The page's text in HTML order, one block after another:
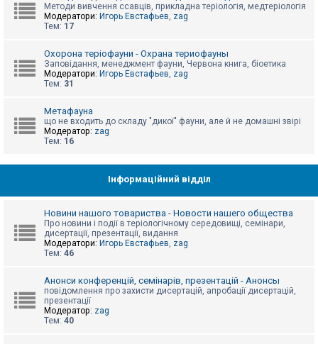
б
е
д
п
о
е
й
А
и
т
П
Методи вивчення ссавців, прикладна теріологія, медтеріологія
Модератори: Игорь Евстафьев, zag
Тем: 17
Охорона теріофауни - Охрана териофауны
Заповідання, менеджмент фауни, Червона книга, біоетика
Модератори: Игорь Евстафьев, zag
Тем: 31
Метафауна
що не входить до складу "дикої" фауни, але й не домашні звірі
Модератор: zag
Тем: 16
Інформаційний відділ
Новини нашого товариства - Новости нашего общества
Про новини і події в теріологічному середовищі, семінари,
дисертації, презентації, видання
Модератори: Игорь Евстафьев, zag
Тем: 46
Анонси конференцій, семінарів, презентацій - Анонсы
повідомлення про захисти дисертацій, апробації дисертацій,
презентації
Модератор: zag
Тем: 40